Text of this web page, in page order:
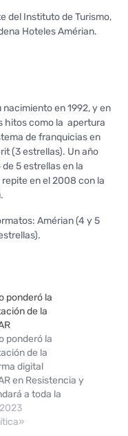
del Instituto de Turismo,
Hoteles Amérian.
en 1992, y en
hitos como la apertura
de franquicias en
(3 estrellas). Un año
5 estrellas en la
en el 2008 con la
Amérian (4 y 5
ponderó la
de la
ponderó la
de la
digital
en Resistencia y
a toda la
un sistema para
tenga